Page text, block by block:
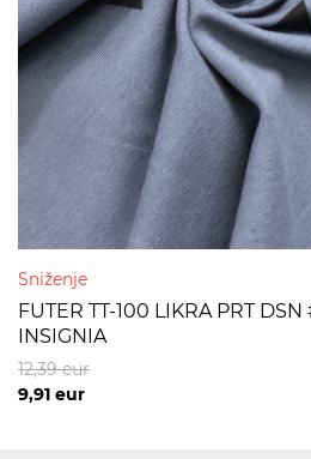
Sniženje
FUTER TT-100 LIKRA PRT
INSIGNIA
9,91 eur
12,39eur